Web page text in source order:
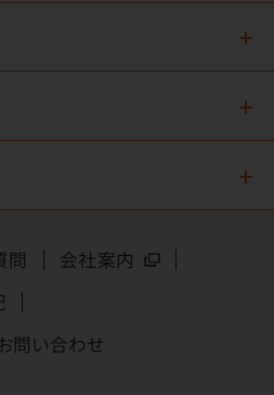
問
会社案内
問い合わせ